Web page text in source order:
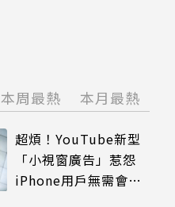
本周最熱 本月最熱
超煩！YouTube新型
「小視窗廣告」惹怨
iPhone用戶無需會員